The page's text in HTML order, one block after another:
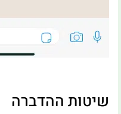
שיטות ההדברה